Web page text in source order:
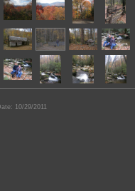
10/29/2011